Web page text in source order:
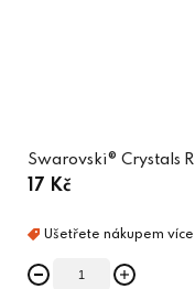
Swarovski® Crystals
17 Kč